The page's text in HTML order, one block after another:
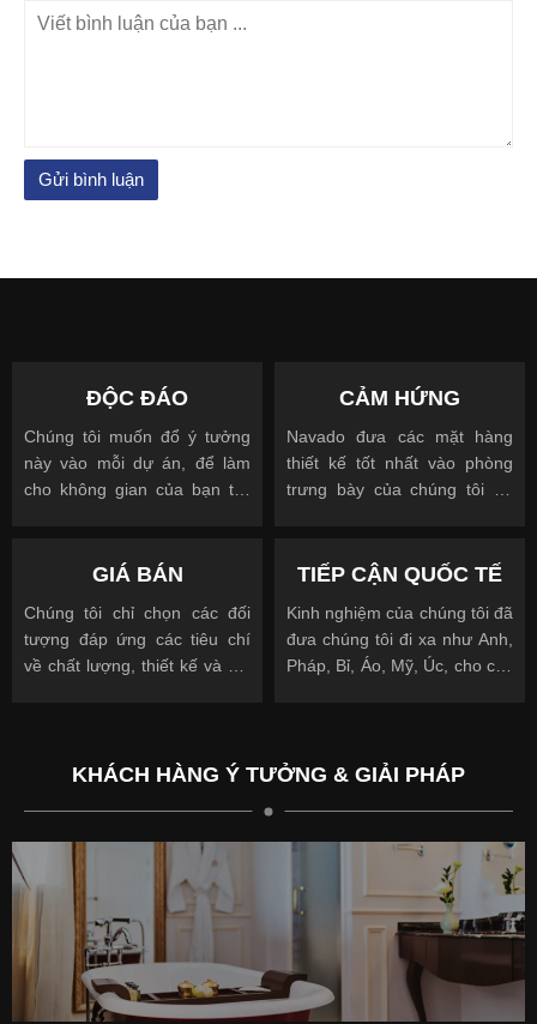
ĐỘC ĐÁO
Chúng tôi muốn đổ ý tưởng
này vào mỗi dự án, để làm
cho không gian của bạn trở
CẢM HỨNG
Navado đưa các mặt hàng
thiết kế tốt nhất vào phòng
trưng bày của chúng tôi để
GIÁ BÁN
Chúng tôi chỉ chọn các đối
tượng đáp ứng các tiêu chí
về chất lượng, thiết kế và giá
TIẾP CẬN QUỐC TẾ
Kinh nghiệm của chúng tôi đã
đưa chúng tôi đi xa như Anh,
Pháp, Bỉ, Áo, Mỹ, Úc, cho các
KHÁCH HÀNG Ý TƯỞNG & GIẢI PHÁP